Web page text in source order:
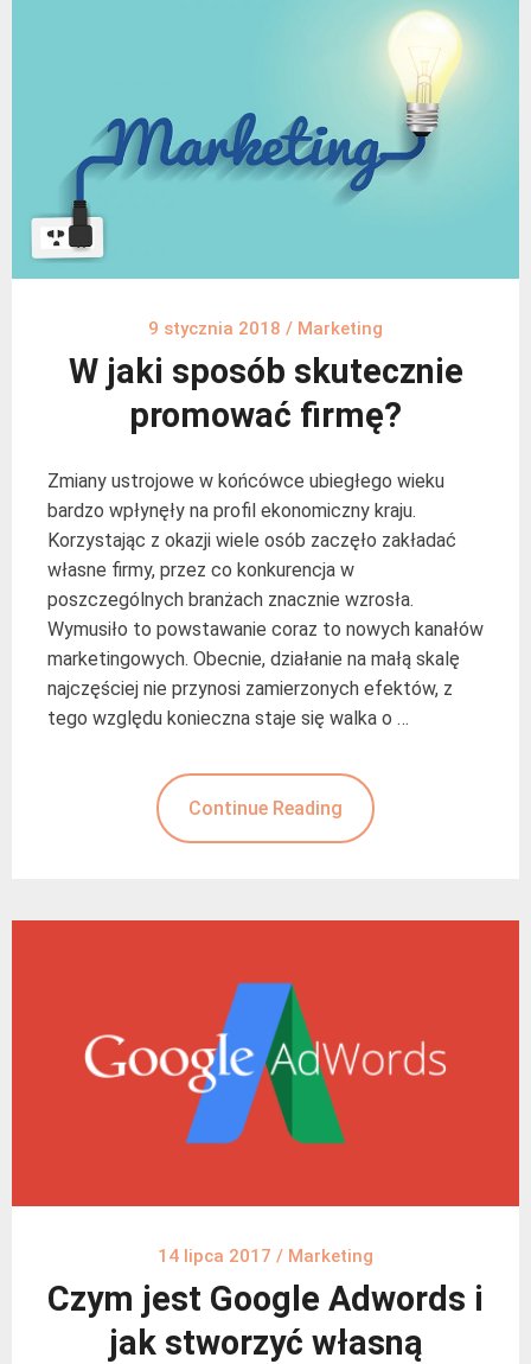
9 stycznia 2018 / Marketing
W jaki sposób skutecznie
promować firmę?
Zmiany ustrojowe w końcówce ubiegłego wieku
bardzo wpłynęły na profil ekonomiczny kraju.
Korzystając z okazji wiele osób zaczęło zakładać
własne firmy, przez co konkurencja w
poszczególnych branżach znacznie wzrosła.
Wymusiło to powstawanie coraz to nowych kanałów
marketingowych. Obecnie, działanie na małą skalę
najczęściej nie przynosi zamierzonych efektów, z
tego względu konieczna staje się walka o …
Continue Reading
14 lipca 2017 / Marketing
Czym jest Google Adwords i
jak stworzyć własną